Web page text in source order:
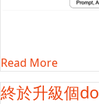
Read More
終於升級個